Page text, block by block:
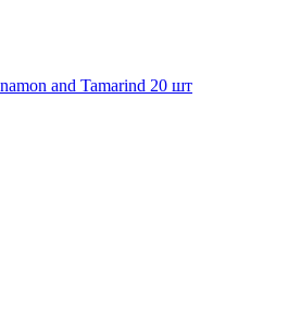
and Tamarind 20 шт